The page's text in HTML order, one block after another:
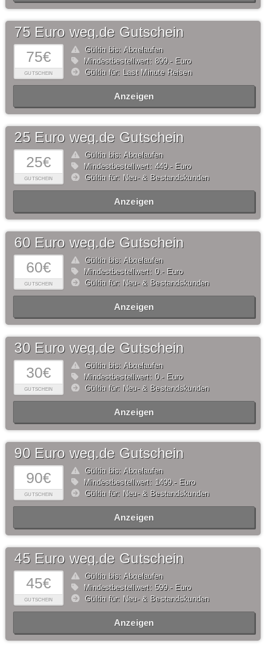
75€
GUTSCHEIN
75 Euro weg.de Gutschein
Gültig bis: Abgelaufen
Mindestbestellwert: 899,- Euro
Gültig für: Last Minute Reisen
Anzeigen
25€
GUTSCHEIN
25 Euro weg.de Gutschein
Gültig bis: Abgelaufen
Mindestbestellwert: 449,- Euro
Gültig für: Neu- & Bestandskunden
Anzeigen
60€
GUTSCHEIN
60 Euro weg.de Gutschein
Gültig bis: Abgelaufen
Mindestbestellwert: 0,- Euro
Gültig für: Neu- & Bestandskunden
Anzeigen
30€
GUTSCHEIN
30 Euro weg.de Gutschein
Gültig bis: Abgelaufen
Mindestbestellwert: 0,- Euro
Gültig für: Neu- & Bestandskunden
Anzeigen
90€
GUTSCHEIN
90 Euro weg.de Gutschein
Gültig bis: Abgelaufen
Mindestbestellwert: 1499,- Euro
Gültig für: Neu- & Bestandskunden
Anzeigen
45€
GUTSCHEIN
45 Euro weg.de Gutschein
Gültig bis: Abgelaufen
Mindestbestellwert: 599,- Euro
Gültig für: Neu- & Bestandskunden
Anzeigen